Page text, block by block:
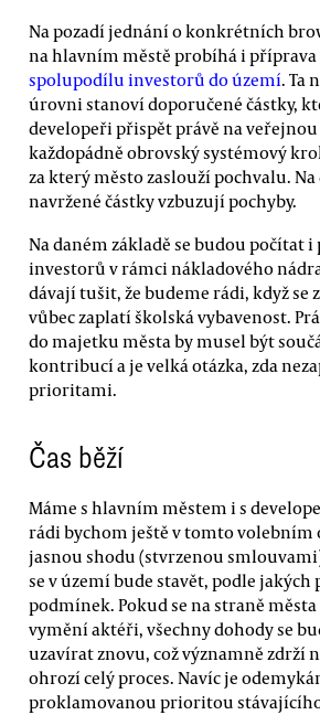
Na pozadí jednání o konkrétních
na hlavním městě probíhá i příprava
spolupodílu investorů do území. Ta
úrovni stanoví doporučené částky,
developeři přispět právě na veřejnou
každopádně obrovský systémový
za který město zaslouží pochvalu.
navržené částky vzbuzují pochyby.
Na daném základě se budou počítat
investorů v rámci nákladového
dávají tušit, že budeme rádi, když se
vůbec zaplatí školská vybavenost.
do majetku města by musel být
kontribucí a je velká otázka, zda
prioritami.
Čas běží
Máme s hlavním městem i s
rádi bychom ještě v tomto volebním
jasnou shodu (stvrzenou
se v území bude stavět, podle jakých
podmínek. Pokud se na straně
vymění aktéři, všechny dohody se
uzavírat znovu, což významně zdrží
ohrozí celý proces. Navíc je
proklamovanou prioritou